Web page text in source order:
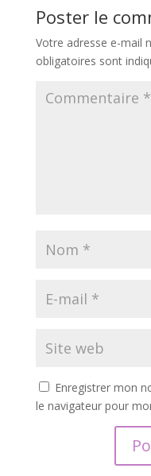
Poster le
Votre adresse e-mail
obligatoires sont
Enregistrer mon
le navigateur pour